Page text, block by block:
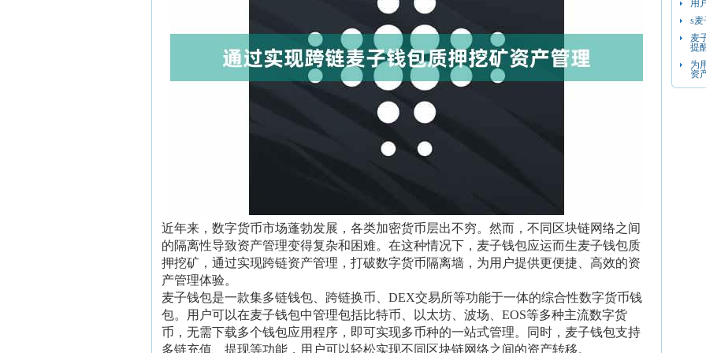
近年来，数字货币市场蓬勃发展，各类加密货币层出不穷。然而，不同区块链网络之间
的隔离性导致资产管理变得复杂和困难。在这种情况下，麦子钱包应运而生麦子钱包质
押挖矿，通过实现跨链资产管理，打破数字货币隔离墙，为用户提供更便捷、高效的资
产管理体验。
麦子钱包是一款集多链钱包、跨链换币、DEX交易所等功能于一体的综合性数字货币钱
包。用户可以在麦子钱包中管理包括比特币、以太坊、波场、EOS等多种主流数字货
币，无需下载多个钱包应用程序，即可实现多币种的一站式管理。同时，麦子钱包支持
多链充值、提现等功能，用户可以轻松实现不同区块链网络之间的资产转移。
用
s麦
麦
提
为
资